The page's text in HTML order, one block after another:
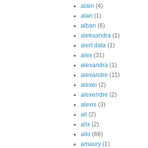
alain (4)
alan (1)
alban (6)
aleksandra (1)
alert data (1)
alex (31)
alexandra (1)
alexandre (11)
alexei (2)
alexendre (2)
alexis (3)
ali (2)
alix (2)
allo (66)
amaury (1)